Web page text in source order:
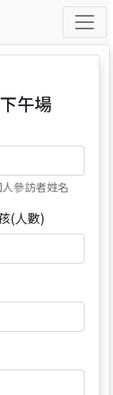
午場
參訪者姓名
(人數)